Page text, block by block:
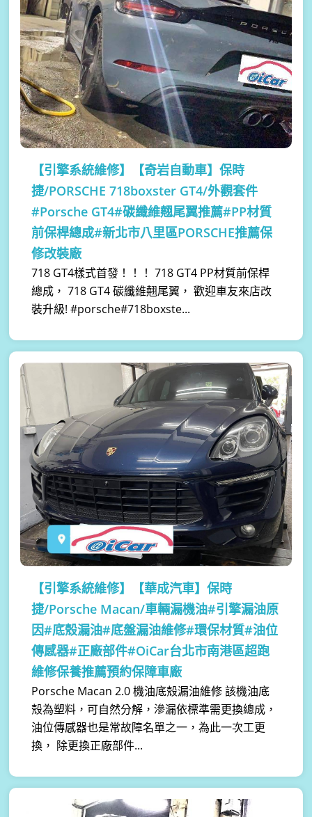
【引擎系統維修】
【奇岩自動車】保時
捷/PORSCHE 718boxster GT4/外觀套件
#Porsche GT4#碳纖維翹尾翼推薦#PP材質
前保桿總成#新北市八里區PORSCHE推薦保
修改裝廠
718 GT4樣式首發！！！ 718 GT4 PP材質前保桿
總成， 718 GT4 碳纖維翹尾翼， 歡迎車友來店改
裝升級! #porsche#718boxste...
【引擎系統維修】
【華成汽車】保時
捷/Porsche Macan/車輛漏機油#引擎漏油原
因#底殼漏油#底盤漏油維修#環保材質#油位
傳感器#正廠部件#OiCar台北市南港區超跑
維修保養推薦預約保障車廠
Porsche Macan 2.0 機油底殼漏油維修 該機油底
殼為塑料，可自然分解，滲漏依標準需更換總成，
油位傳感器也是常故障名單之一，為此一次工更
換， 除更換正廠部件...